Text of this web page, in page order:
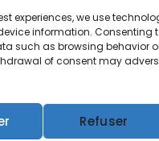
experiences, we use
information. Consenting
such as browsing behavior
of consent may
Refuser